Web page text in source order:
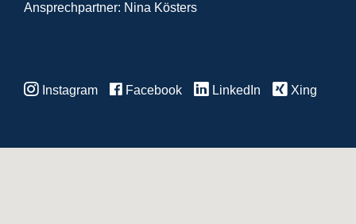
Ansprechpartner: Nina Kösters
Instagram Facebook LinkedIn Xing